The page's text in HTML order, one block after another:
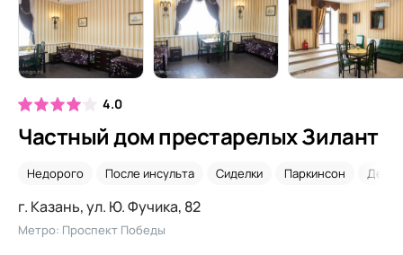
4.0
Частный дом престарелых Зилант
Недорого После инсульта Сиделки Паркинсон
г. Казань, ул. Ю. Фучика, 82
Метро: Проспект Победы